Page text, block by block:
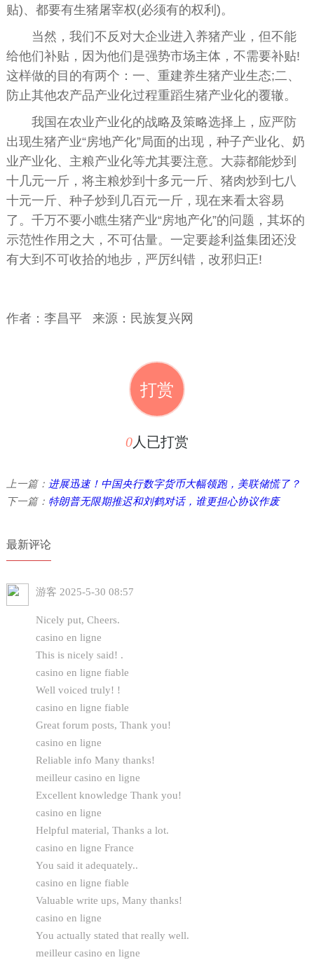
贴)、都要有生猪屠宰权(必须有的权利)。
当然，我们不反对大企业进入养猪产业，但不能
给他们补贴，因为他们是强势市场主体，不需要补贴!
这样做的目的有两个：一、重建养生猪产业生态;二、
防止其他农产品产业化过程重蹈生猪产业化的覆辙。
我国在农业产业化的战略及策略选择上，应严防
出现生猪产业“房地产化”局面的出现，种子产业化、奶
业产业化、主粮产业化等尤其要注意。大蒜都能炒到
十几元一斤，将主粮炒到十多元一斤、猪肉炒到七八
十元一斤、种子炒到几百元一斤，现在来看太容易
了。千万不要小瞧生猪产业“房地产化”的问题，其坏的
示范性作用之大，不可估量。一定要趁利益集团还没
有大到不可收拾的地步，严厉纠错，改邪归正!
作者： 李昌平 来源：民族复兴网
打赏
0人已打赏
上一篇： 进展迅速！中国央行数字货币大幅领跑，美联储慌了？
下一篇： 特朗普无限期推迟和刘鹤对话，谁更担心协议作废
最新评论
游客 2025-5-30 08:57
Nicely put, Cheers.
casino en ligne
This is nicely said! .
casino en ligne fiable
Well voiced truly! !
casino en ligne fiable
Great forum posts, Thank you!
casino en ligne
Reliable info Many thanks!
meilleur casino en ligne
Excellent knowledge Thank you!
casino en ligne
Helpful material, Thanks a lot.
casino en ligne France
You said it adequately..
casino en ligne fiable
Valuable write ups, Many thanks!
casino en ligne
You actually stated that really well.
meilleur casino en ligne